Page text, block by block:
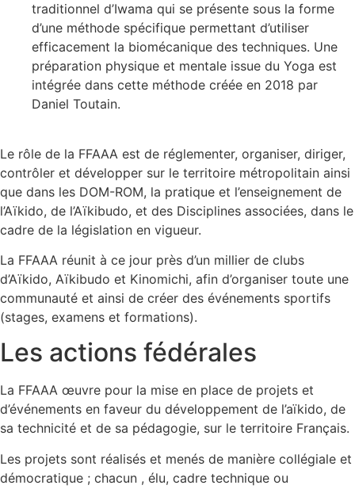
traditionnel d’Iwama qui se présente sous la forme
d’une méthode spécifique permettant d’utiliser
efficacement la biomécanique des techniques. Une
préparation physique et mentale issue du Yoga est
intégrée dans cette méthode créée en 2018 par
Daniel Toutain.
Le rôle de la FFAAA est de réglementer, organiser, diriger,
contrôler et développer sur le territoire métropolitain ainsi
que dans les DOM-ROM, la pratique et l’enseignement de
l’Aïkido, de l’Aïkibudo, et des Disciplines associées, dans le
cadre de la législation en vigueur.
La FFAAA réunit à ce jour près d’un millier de clubs
d’Aïkido, Aïkibudo et Kinomichi, afin d’organiser toute une
communauté et ainsi de créer des événements sportifs
(stages, examens et formations).
Les actions fédérales
La FFAAA œuvre pour la mise en place de projets et
d’événements en faveur du développement de l’aïkido, de
sa technicité et de sa pédagogie, sur le territoire Français.
Les projets sont réalisés et menés de manière collégiale et
démocratique ; chacun , élu, cadre technique ou